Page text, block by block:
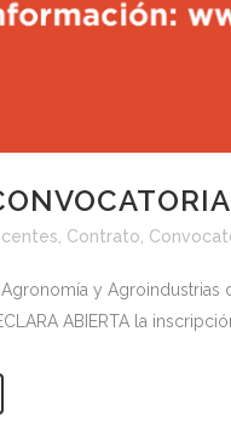
, Contrato,
y Agroindustrias
ABIERTA la